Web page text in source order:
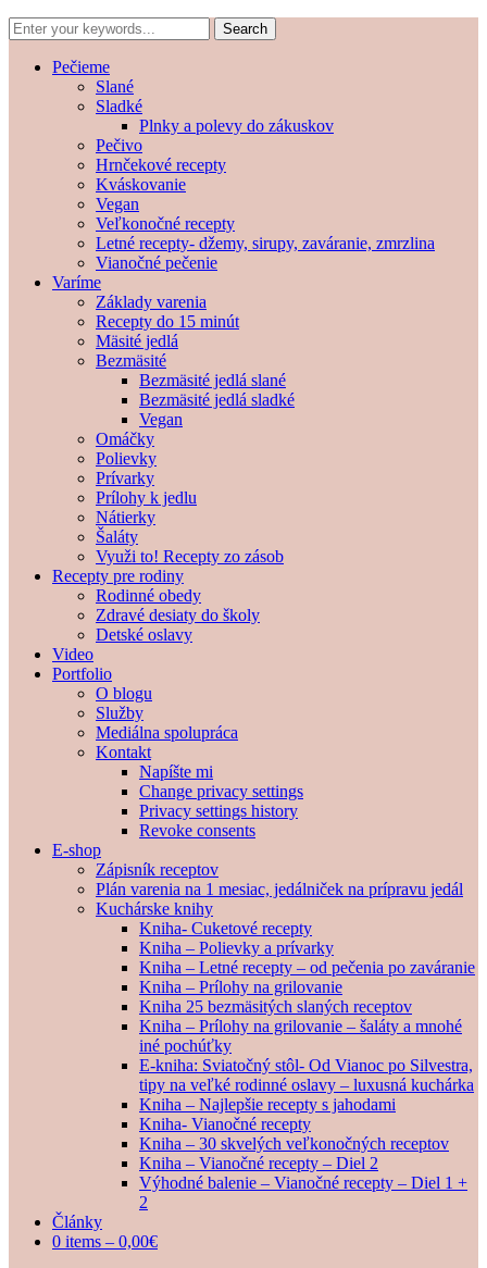
Pečieme
Slané
Sladké
Plnky a polevy do zákuskov
Pečivo
Hrnčekové recepty
Kváskovanie
Vegan
Veľkonočné recepty
Letné recepty- džemy, sirupy, zaváranie, zmrzlina
Vianočné pečenie
Varíme
Základy varenia
Recepty do 15 minút
Mäsité jedlá
Bezmäsité
Bezmäsité jedlá slané
Bezmäsité jedlá sladké
Vegan
Omáčky
Polievky
Prívarky
Prílohy k jedlu
Nátierky
Šaláty
Využi to! Recepty zo zásob
Recepty pre rodiny
Rodinné obedy
Zdravé desiaty do školy
Detské oslavy
Video
Portfolio
O blogu
Služby
Mediálna spolupráca
Kontakt
Napíšte mi
Change privacy settings
Privacy settings history
Revoke consents
E-shop
Zápisník receptov
Plán varenia na 1 mesiac, jedálniček na prípravu jedál
Kuchárske knihy
Kniha- Cuketové recepty
Kniha – Polievky a prívarky
Kniha – Letné recepty – od pečenia po zaváranie
Kniha – Prílohy na grilovanie
Kniha 25 bezmäsitých slaných receptov
Kniha – Prílohy na grilovanie – šaláty a mnohé
iné pochúťky
E-kniha: Sviatočný stôl- Od Vianoc po Silvestra,
tipy na veľké rodinné oslavy – luxusná kuchárka
Kniha – Najlepšie recepty s jahodami
Kniha- Vianočné recepty
Kniha – 30 skvelých veľkonočných receptov
Kniha – Vianočné recepty – Diel 2
Výhodné balenie – Vianočné recepty – Diel 1 +
2
Články
0 items – 0,00€